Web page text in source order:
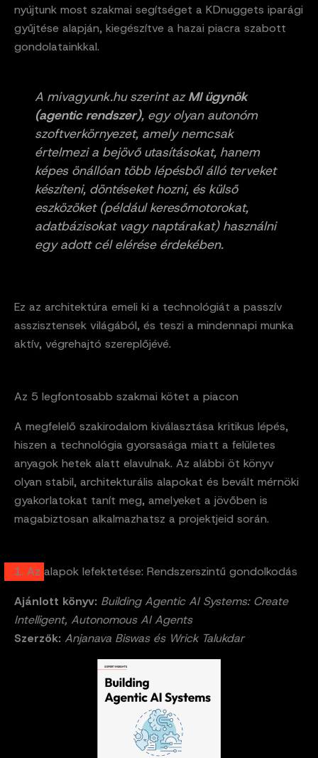
nyújtunk most szakmai segítséget a KDnuggets iparági
gyűjtése alapján, kiegészítve a hazai piacra szabott
gondolatainkkal.
A mivagyunk.hu szerint azMI ügynök
(agentic rendszer), egy olyan autonóm
szoftverkörnyezet, amely nemcsak
értelmezi a bejövő utasításokat, hanem
képes önállóan több lépésből álló terveket
készíteni, döntéseket hozni, és külső
eszközöket (például keresőmotorokat,
adatbázisokat vagy naptárakat) használni
egy adott cél elérése érdekében.
Ez az architektúra emeli ki a technológiát a passzív
asszisztensek világából, és teszi a mindennapi munka
aktív, végrehajtó szereplőjévé.
Az 5 legfontosabb szakmai kötet a piacon
A megfelelő szakirodalom kiválasztása kritikus lépés,
hiszen a technológia gyorsasága miatt a felületes
anyagok hetek alatt elavulnak. Az alábbi öt könyv
olyan stabil, architekturális alapokat és bevált mérnöki
gyakorlatokat tanít meg, amelyeket a jövőben is
magabiztosan alkalmazhatsz a projektjeid során.
1. Az alapok lefektetése: Rendszerszintű gondolkodás
Ajánlott könyv: Building Agentic AI Systems: Create
Intelligent, Autonomous AI Agents
Szerzők: Anjanava Biswas és Wrick Talukdar